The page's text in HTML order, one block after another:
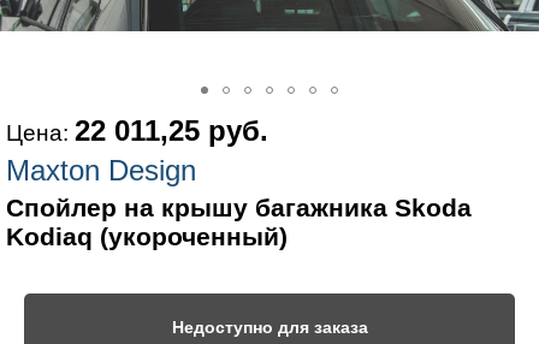
Цена: 22 011,25 руб.
Maxton Design
Спойлер на крышу багажника Skoda
Kodiaq (укороченный)
Недоступно для заказа
пн-пт 10:30-19:00,сб 12:00-16:00